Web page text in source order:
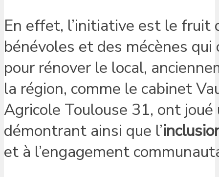
En effet, l’initiative est le fruit
bénévoles et des mécènes
pour rénover le local,
la région, comme le cabinet
Agricole Toulouse 31, ont
démontrant ainsi que l’
et à l’engagement